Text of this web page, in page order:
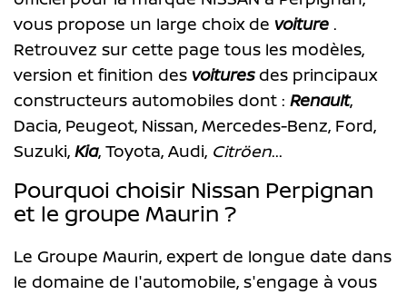
vous propose un large choix de voiture .
Retrouvez sur cette page tous les modèles,
version et finition des voituresdes principaux
constructeurs automobiles dont : Renault,
Dacia, Peugeot, Nissan, Mercedes-Benz, Ford,
Suzuki, Kia, Toyota, Audi, Citröen...
Pourquoi choisir Nissan Perpignan
et le groupe Maurin ?
Le Groupe Maurin, expert de longue date dans
le domaine de l'automobile, s'engage à vous